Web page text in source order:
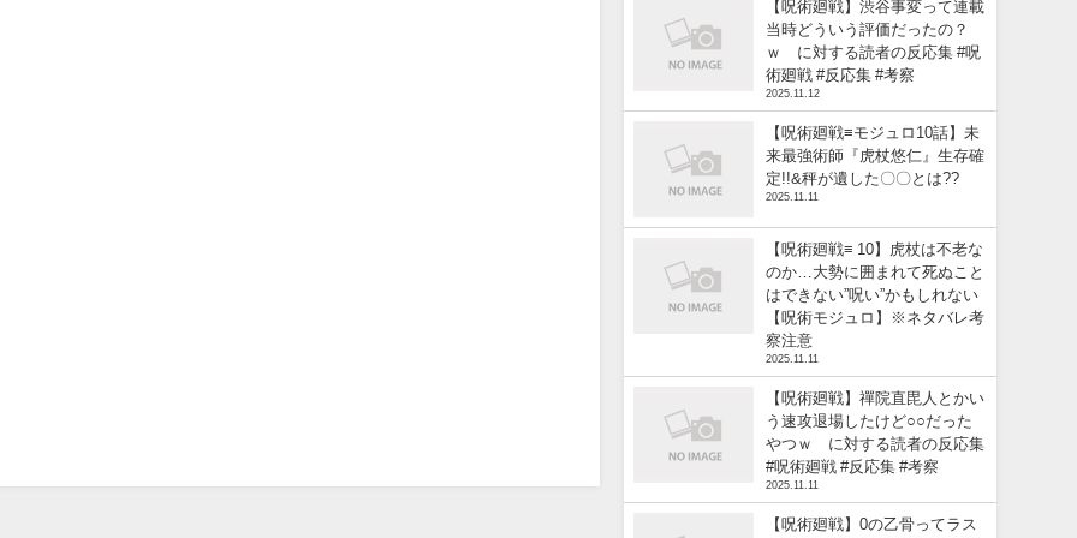
【呪術廻戦】渋谷事変って連載
当時どういう評価だったの？
ｗ に対する読者の反応集 #呪
術廻戦 #反応集 #考察
2025.11.12
【呪術廻戦≡モジュロ10話】未
来最強術師『虎杖悠仁』生存確
定!!&秤が遺した〇〇とは??
2025.11.11
【呪術廻戦≡ 10】虎杖は不老な
のか…大勢に囲まれて死ぬこと
はできない”呪い”かもしれない
【呪術モジュロ】※ネタバレ考
察注意
2025.11.11
【呪術廻戦】禪院直毘人とかい
う速攻退場したけど○○だった
やつｗ に対する読者の反応集
#呪術廻戦 #反応集 #考察
2025.11.11
【呪術廻戦】0の乙骨ってラス